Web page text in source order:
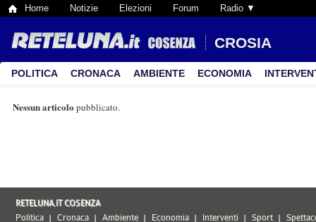
Home Notizie Elezioni Forum Radio ▼
CROSIA
POLITICA CRONACA AMBIENTE ECONOMIA
Nessun articolo pubblicato.